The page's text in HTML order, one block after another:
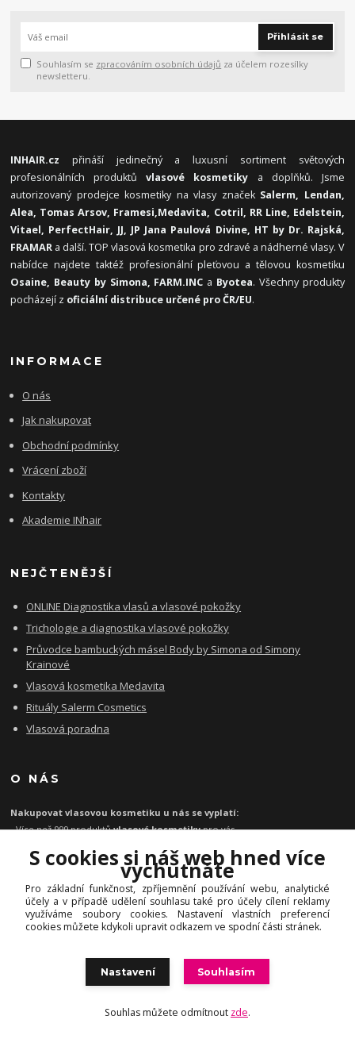
Přihlásit se
Souhlasím se zpracováním osobních údajů za účelem rozesílky
newsletteru.
INHAIR.cz přináší jedinečný a luxusní sortiment světových
profesionálních produktůvlasové kosmetiky a doplňků. Jsme
autorizovaný prodejce kosmetiky na vlasy značek Salerm, Lendan,
Alea, Tomas Arsov, Framesi,Medavita, Cotril, RR Line, Edelstein,
Vitael, PerfectHair, JJ, JP Jana Paulová Divine, HT by Dr. Rajská,
FRAMAR a další. TOP vlasová kosmetika pro zdravé a nádherné vlasy. V
nabídce najdete taktéž profesionální pleťovou a tělovou kosmetiku
Osaine, Beauty by Simona, FARM.INC a Byotea. Všechny produkty
pocházejí z oficiální distribuce určené pro ČR/EU.
INFORMACE
O nás
Jak nakupovat
Obchodní podmínky
Vrácení zboží
Kontakty
Akademie INhair
NEJČTENĚJŠÍ
ONLINE Diagnostika vlasů a vlasové pokožky
Trichologie a diagnostika vlasové pokožky
Průvodce bambuckých másel Body by Simona od Simony
Krainové
Vlasová kosmetika Medavita
Rituály Salerm Cosmetics
Vlasová poradna
O NÁS
Nakupovat vlasovou kosmetiku u nás se vyplatí:
- Více než 999 produktůvlasové kosmetikypro vás
- Garance originality profesionálnívlasové kosmetiky
- Při objednávce zboží nad 1199 Kč poštovné zdarma
Expresní doručeníkosmetiky na vlasy do 1 - 2 dnů
Profesionální vlasová poradna pro vás zdarma
© INHAIR.cz | Profesionální vlasová, pleťová a dekorativní kosmetika
S cookies si náš web hned více
vychutnáte
Pro základní funkčnost, zpříjemnění používání webu, analytické
účely a v případě udělení souhlasu také pro účely cílení reklamy
využíváme soubory cookies. Nastavení vlastních preferencí
cookies můžete kdykoli upravit odkazem ve spodní části stránek.
Nastavení Souhlasím
Souhlas můžete odmítnout zde.